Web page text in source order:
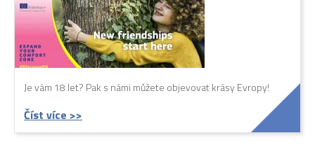
Je vám 18 let? Pak s námi můžete objevovat krásy Evropy!
Číst více >>